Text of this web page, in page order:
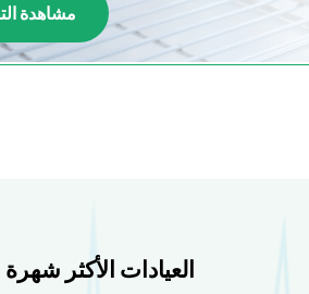
مشاهدة
العيادات الأكثر شهرة